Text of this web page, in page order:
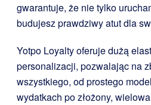
gwarantuje, że nie tylko
budujesz prawdziwy atut dla
Yotpo Loyalty oferuje dużą
personalizacji, pozwalając na
wszystkiego, od prostego
wydatkach po złożony,